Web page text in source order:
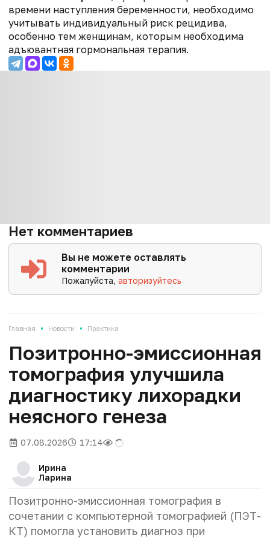
времени наступления беременности, необходимо
учитывать индивидуальный риск рецидива,
особенно тем женщинам, которым необходима
адъювантная гормональная терапия.
Нет комментариев
Вы не можете оставлять
комментарии
Пожалуйста,авторизуйтесь
Главная • Новости • Практика
Позитронно-эмиссионная
томография улучшила
диагностику лихорадки
неясного генеза
07.08.2026 17:14
Ирина
Ларина
Позитронно-эмиссионная томография в
сочетании с компьютерной томографией (ПЭТ-
КТ) помогла установить диагноз при